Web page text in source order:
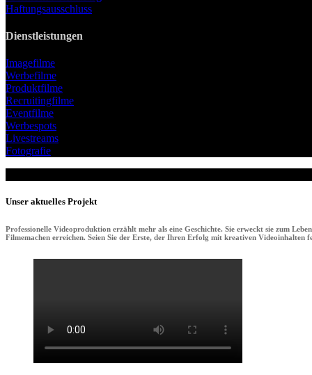
Haftungsausschluss
Dienstleistungen
Imagefilme
Werbefilme
Produktfilme
Recruitingfilme
Eventfilme
Werbespots
Livestreams
Fotografie
Unser aktuelles Projekt
Professionelle Videoproduktion erzählt mehr als eine Geschichte. Sie erweckt sie zum
Filmemachen erreichen. Seien Sie der Erste, der Ihren Erfolg mit kreativen Videoinhalten